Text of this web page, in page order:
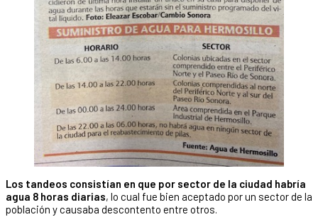
Los tandeos consistían en que por sector de la ciudad habría
agua 8 horas diarias, lo cual fue bien aceptado por un sector de la
población y causaba descontento entre otros.